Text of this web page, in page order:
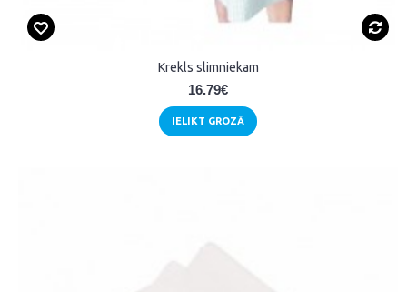
Krekls slimniekam
16.79€
IELIKT GROZĀ